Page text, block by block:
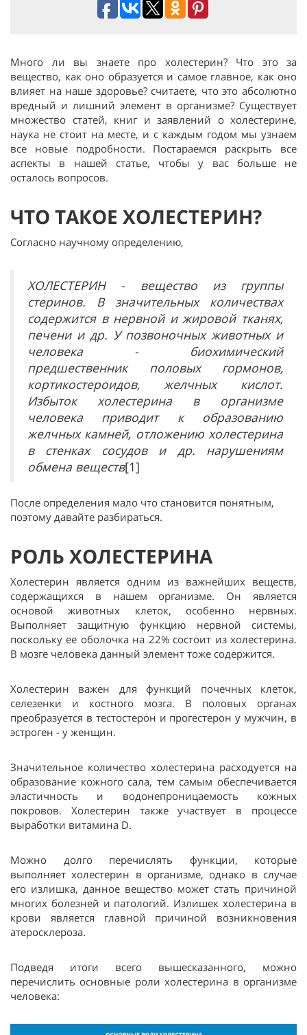
Много ли вы знаете про холестерин? Что это за
вещество, как оно образуется и самое главное, как оно
влияет на наше здоровье? считаете, что это абсолютно
вредный и лишний элемент в организме? Существует
множество статей, книг и заявлений о холестерине,
наука не стоит на месте, и с каждым годом мы узнаем
все новые подробности. Постараемся раскрыть все
аспекты в нашей статье, чтобы у вас больше не
осталось вопросов.
ЧТО ТАКОЕ ХОЛЕСТЕРИН?
Согласно научному определению,
ХОЛЕСТЕРИН - вещество из группы
стеринов. В значительных количествах
содержится в нервной и жировой тканях,
печени и др. У позвоночных животных и
человека - биохимический
предшественник половых гормонов,
кортикостероидов, желчных кислот.
Избыток холестерина в организме
человека приводит к образованию
желчных камней, отложению холестерина
в стенках сосудов и др. нарушениям
обмена веществ[1]
После определения мало что становится понятным,
поэтому давайте разбираться.
РОЛЬ ХОЛЕСТЕРИНА
Холестерин является одним из важнейших веществ,
содержащихся в нашем организме. Он является
основой животных клеток, особенно нервных.
Выполняет защитную функцию нервной системы,
поскольку ее оболочка на 22% состоит из холестерина.
В мозге человека данный элемент тоже содержится.
Холестерин важен для функций почечных клеток,
селезенки и костного мозга. В половых органах
преобразуется в тестостерон и прогестерон у мужчин, в
эстроген - у женщин.
Значительное количество холестерина расходуется на
образование кожного сала, тем самым обеспечивается
эластичность и водонепроницаемость кожных
покровов. Холестерин также участвует в процессе
выработки витамина D.
Можно долго перечислять функции, которые
выполняет холестерин в организме, однако в случае
его излишка, данное вещество может стать причиной
многих болезней и патологий. Излишек холестерина в
крови является главной причиной возникновения
атеросклероза.
Подведя итоги всего вышесказанного, можно
перечислить основные роли холестерина в организме
человека: